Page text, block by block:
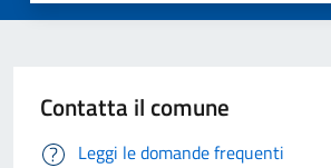
Contatta il comune
Leggi le domande frequenti